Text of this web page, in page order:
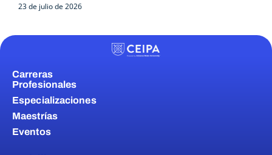
23 de julio de 2026
Carreras
Profesionales
Especializaciones
Maestrías
Eventos